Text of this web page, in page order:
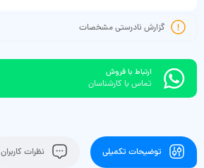
گزارش نادرستی مشخصات
ارتباط با فروش
تماس با کارشناسان
توضیحات تکمیلی نظرات کاربران